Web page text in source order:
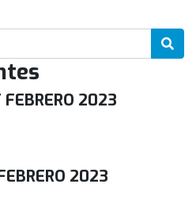
FEBRERO 2023
2023